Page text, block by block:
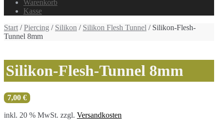
Warenkorb
Kasse
Start /Piercing / Silikon / Silikon Flesh Tunnel / Silikon-Flesh-
Tunnel 8mm
Silikon-Flesh-Tunnel 8mm
7,00 €
inkl. 20 % MwSt. zzgl. Versandkosten